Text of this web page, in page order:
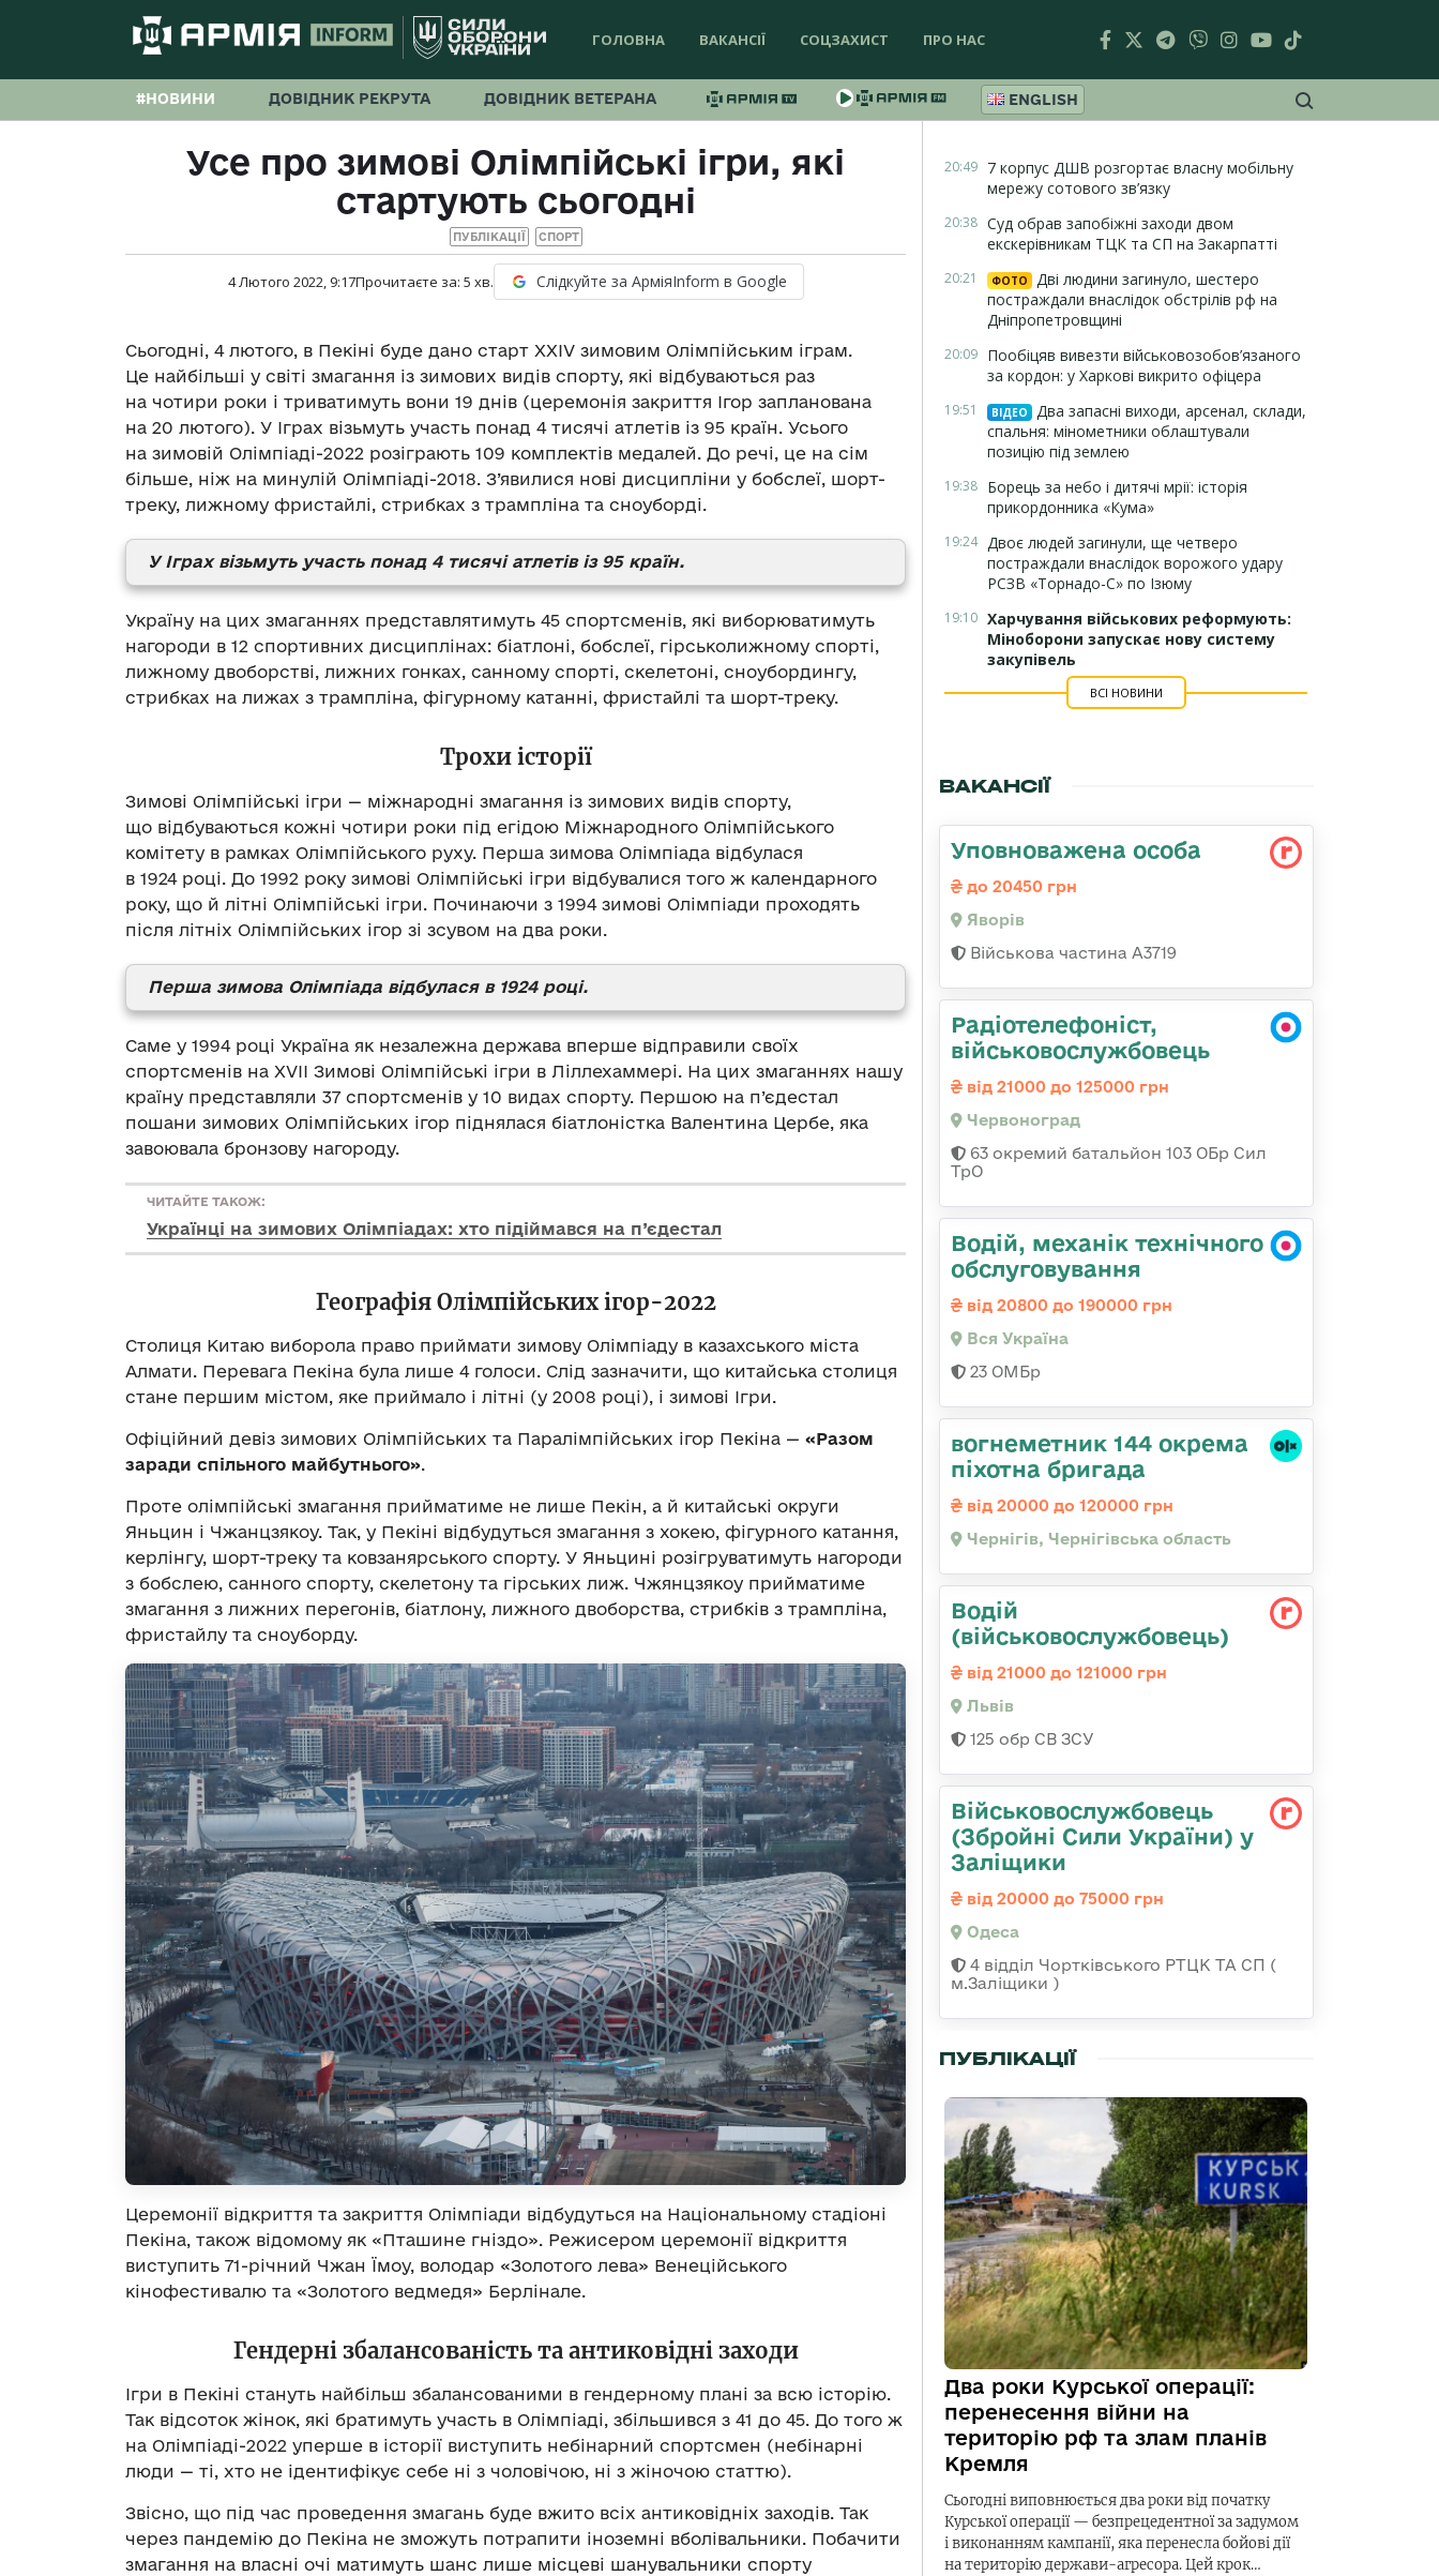
ГОЛОВНА ВАКАНСІЇ СОЦЗАХИСТ ПРО НАС
#НОВИНИ ДОВІДНИК РЕКРУТА ДОВІДНИК ВЕТЕРАНА ENGLISH
Усе про зимові Олімпійські ігри, які
стартують сьогодні
ПУБЛІКАЦІЇ СПОРТ
4 Лютого 2022, 9:17Прочитаєте за: 5 хв. Слідкуйте за АрміяInform в Google
Сьогодні, 4 лютого, в Пекіні буде дано старт XXIV зимовим Олімпійським іграм.
Це найбільші у світі змагання із зимових видів спорту, які відбуваються раз
на чотири роки і триватимуть вони 19 днів (церемонія закриття Ігор запланована
на 20 лютого). У Іграх візьмуть участь понад 4 тисячі атлетів із 95 країн. Усього
на зимовій Олімпіаді-2022 розіграють 109 комплектів медалей. До речі, це на сім
більше, ніж на минулій Олімпіаді-2018. З’явилися нові дисципліни у бобслеї, шорт-
треку, лижному фристайлі, стрибках з трампліна та сноуборді.
У Іграх візьмуть участь понад 4 тисячі атлетів із 95 країн.
Україну на цих змаганнях представлятимуть 45 спортсменів, які виборюватимуть
нагороди в 12 спортивних дисциплінах: біатлоні, бобслеї, гірськолижному спорті,
лижному двоборстві, лижних гонках, санному спорті, скелетоні, сноубордингу,
стрибках на лижах з трампліна, фігурному катанні, фристайлі та шорт-треку.
Трохи історії
Зимові Олімпійські ігри — міжнародні змагання із зимових видів спорту,
що відбуваються кожні чотири роки під егідою Міжнародного Олімпійського
комітету в рамках Олімпійського руху. Перша зимова Олімпіада відбулася
в 1924 році. До 1992 року зимові Олімпійські ігри відбувалися того ж календарного
року, що й літні Олімпійські ігри. Починаючи з 1994 зимові Олімпіади проходять
після літніх Олімпійських ігор зі зсувом на два роки.
Перша зимова Олімпіада відбулася в 1924 році.
Саме у 1994 році Україна як незалежна держава вперше відправили своїх
спортсменів на XVII Зимові Олімпійські ігри в Ліллехаммері. На цих змаганнях нашу
країну представляли 37 спортсменів у 10 видах спорту. Першою на п’єдестал
пошани зимових Олімпійських ігор піднялася біатлоністка Валентина Цербе, яка
завоювала бронзову нагороду.
ЧИТАЙТЕ ТАКОЖ:
Українці на зимових Олімпіадах: хто підіймався на п’єдестал
Географія Олімпійських ігор-2022
Столиця Китаю виборола право приймати зимову Олімпіаду в казахського міста
Алмати. Перевага Пекіна була лише 4 голоси. Слід зазначити, що китайська столиця
стане першим містом, яке приймало і літні (у 2008 році), і зимові Ігри.
Офіційний девіз зимових Олімпійських та Паралімпійських ігор Пекіна — «Разом
заради спільного майбутнього».
Проте олімпійські змагання прийматиме не лише Пекін, а й китайські округи
Яньцин і Чжанцзякоу. Так, у Пекіні відбудуться змагання з хокею, фігурного катання,
керлінгу, шорт-треку та ковзанярського спорту. У Яньцині розігруватимуть нагороди
з бобслею, санного спорту, скелетону та гірських лиж. Чжянцзякоу прийматиме
змагання з лижних перегонів, біатлону, лижного двоборства, стрибків з трампліна,
фристайлу та сноуборду.
Церемонії відкриття та закриття Олімпіади відбудуться на Національному стадіоні
Пекіна, також відомому як «Пташине гніздо». Режисером церемонії відкриття
виступить 71-річний Чжан Їмоу, володар «Золотого лева» Венеційського
кінофестивалю та «Золотого ведмедя» Берлінале.
Гендерні збалансованість та антиковідні заходи
Ігри в Пекіні стануть найбільш збалансованими в гендерному плані за всю історію.
Так відсоток жінок, які братимуть участь в Олімпіаді, збільшився з 41 до 45. До того ж
на Олімпіаді-2022 уперше в історії виступить небінарний спортсмен (небінарні
люди — ті, хто не ідентифікує себе ні з чоловічою, ні з жіночою статтю).
Звісно, що під час проведення змагань буде вжито всіх антиковідніх заходів. Так
через пандемію до Пекіна не зможуть потрапити іноземні вболівальники. Побачити
змагання на власні очі матимуть шанс лише місцеві шанувальники спорту
20:49 7 корпус ДШВ розгортає власну мобільну
мережу сотового зв’язку
20:38 Суд обрав запобіжні заходи двом
екскерівникам ТЦК та СП на Закарпатті
20:21 ФОТО
Дві людини загинуло, шестеро
постраждали внаслідок обстрілів рф на
Дніпропетровщині
20:09 Пообіцяв вивезти військовозобов’язаного
за кордон: у Харкові викрито офіцера
19:51 ВІДЕО
Два запасні виходи, арсенал, склади,
спальня: мінометники облаштували
позицію під землею
19:38 Борець за небо і дитячі мрії: історія
прикордонника «Кума»
19:24 Двоє людей загинули, ще четверо
постраждали внаслідок ворожого удару
РСЗВ «Торнадо-С» по Ізюму
19:10 Харчування військових реформують:
Міноборони запускає нову систему
закупівель
ВСІ НОВИНИ
ВАКАНСІЇ
Уповноважена особа
до 20450 грн
Яворів
Військова частина А3719
Радіотелефоніст,
військовослужбовець
від 21000 до 125000 грн
Червоноград
63 окремий батальйон 103 ОБр Сил
ТрО
Водій, механік технічного
обслуговування
від 20800 до 190000 грн
Вся Україна
23 ОМБр
вогнеметник 144 окрема
піхотна бригада
від 20000 до 120000 грн
Чернігів, Чернігівська область
Водій
(військовослужбовець)
від 21000 до 121000 грн
Львів
125 обр СВ ЗСУ
Військовослужбовець
(Збройні Сили України) у
Заліщики
від 20000 до 75000 грн
Одеса
4 відділ Чортківського РТЦК ТА СП (
м.Заліщики )
ПУБЛІКАЦІЇ
Два роки Курської операції:
перенесення війни на
територію рф та злам планів
Кремля
Сьогодні виповнюється два роки від початку
Курської операції — безпрецедентної за задумом
і виконанням кампанії, яка перенесла бойові дії
на територію держави-агресора. Цей крок…